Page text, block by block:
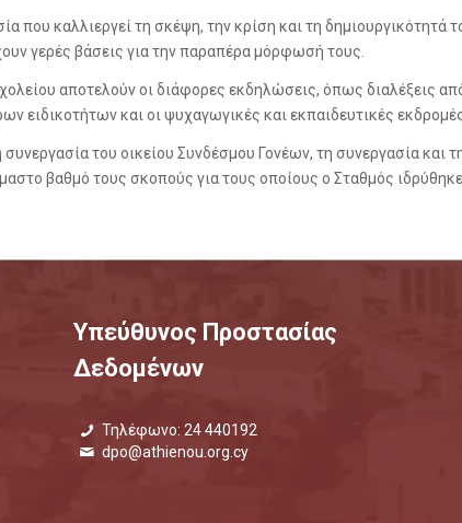
που καλλιεργεί τη σκέψη, την κρίση και τη
γερές βάσεις για την παραπέρα μόρφωσή τους.
αποτελούν οι διάφορες εκδηλώσεις, όπως διαλέξεις
ειδικοτήτων και οι ψυχαγωγικές και εκπαιδευτικές
του οικείου Συνδέσμου Γονέων, τη συνεργασία και
βαθμό τους σκοπούς για τους οποίους ο Σταθμός ιδρύθηκε.
Υπεύθυνος Προστασίας
Δεδομένων
Τηλέφωνο: 24 440192
dpo@athienou.org.cy